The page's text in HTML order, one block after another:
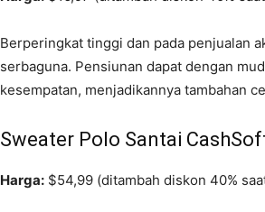
Berperingkat tinggi dan pada penjualan
serbaguna. Pensiunan dapat dengan
kesempatan, menjadikannya tambahan
Sweater Polo Santai
Harga: $54,99 (ditambah diskon 40%